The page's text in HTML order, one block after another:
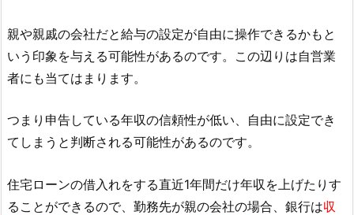
親や親戚の会社だと給与の設定が自由に操作できるかもと
いう印象を与える可能性があるのです。この辺りは自営業
者にも当てはまります。
つまり申告している年収の信頼性が低い、自由に設定でき
てしまうと判断される可能性があるのです。
住宅ローンの借入れをする直近1年間だけ年収を上げたりす
ることができるので、勤務先が親の会社の場合、銀行は収